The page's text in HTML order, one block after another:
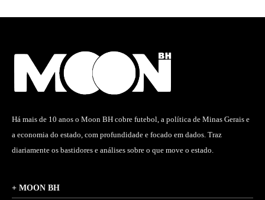
Há mais de 10 anos o Moon BH cobre futebol, a política de Minas Gerais e
a economia do estado, com profundidade e focado em dados. Traz
diariamente os bastidores e análises sobre o que move o estado.
+ MOON BH